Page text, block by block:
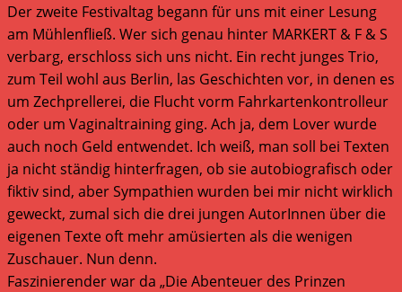
Der zweite Festivaltag begann für uns mit einer Lesung
am Mühlenfließ. Wer sich genau hinter MARKERT & F & S
verbarg, erschloss sich uns nicht. Ein recht junges Trio,
zum Teil wohl aus Berlin, las Geschichten vor, in denen es
um Zechprellerei, die Flucht vorm Fahrkartenkontrolleur
oder um Vaginaltraining ging. Ach ja, dem Lover wurde
auch noch Geld entwendet. Ich weiß, man soll bei Texten
ja nicht ständig hinterfragen, ob sie autobiografisch oder
fiktiv sind, aber Sympathien wurden bei mir nicht wirklich
geweckt, zumal sich die drei jungen AutorInnen über die
eigenen Texte oft mehr amüsierten als die wenigen
Zuschauer. Nun denn.
Faszinierender war da „Die Abenteuer des Prinzen